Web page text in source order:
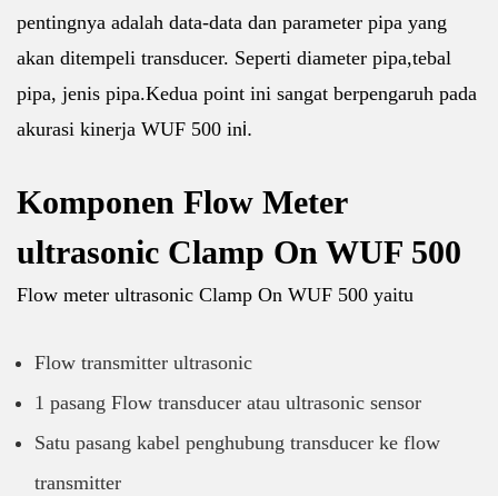
pentingnya adalah data-data dan parameter pipa yang
akan ditempeli transducer. Seperti diameter pipa,tebal
pipa, jenis pipa.Kedua point ini sangat berpengaruh pada
akurasi kinerja WUF 500 ini.
Komponen Flow Meter
ultrasonic Clamp On WUF 500
Flow meter ultrasonic Clamp On WUF 500 yaitu
Flow transmitter ultrasonic
1 pasang Flow transducer atau ultrasonic sensor
Satu pasang kabel penghubung transducer ke flow
transmitter